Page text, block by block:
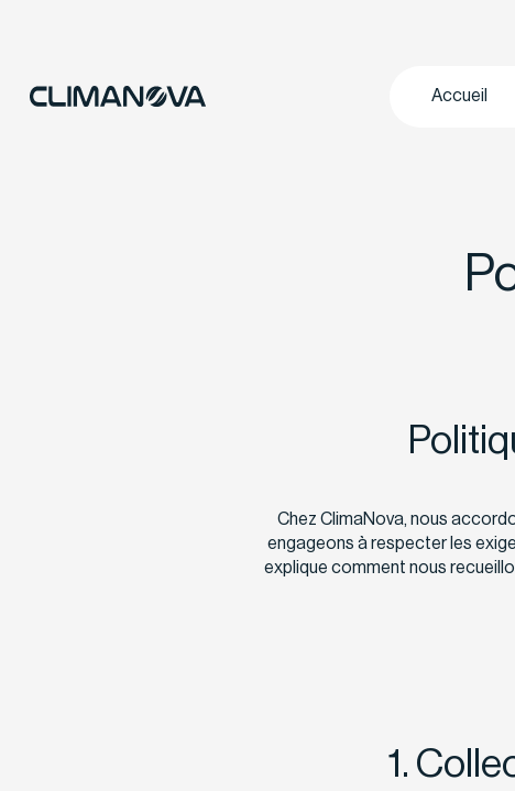
Accueil
Chez ClimaNova, nous
engageons à respecter les
explique comment nous
1.